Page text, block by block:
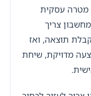
מטרה עסקית
צריך
תוצאה, ואז
מדויקת, שיחת